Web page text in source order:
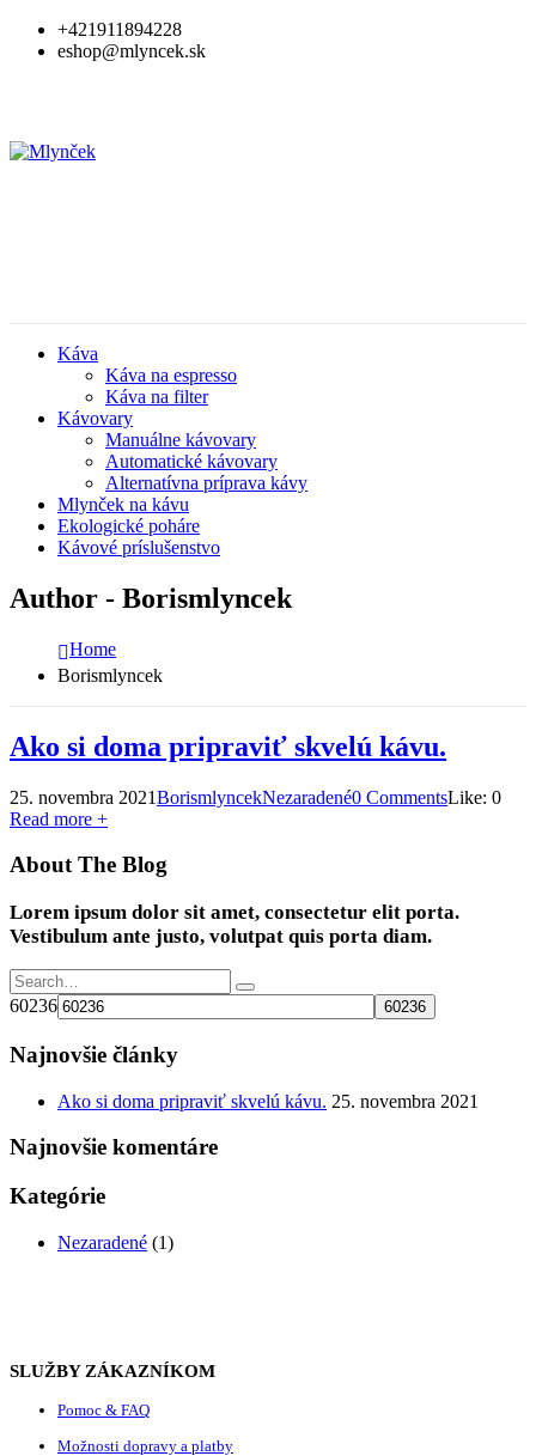
+421911894228
eshop@mlyncek.sk
Káva
Káva na espresso
Káva na filter
Kávovary
Manuálne kávovary
Automatické kávovary
Alternatívna príprava kávy
Mlynček na kávu
Ekologické poháre
Kávové príslušenstvo
Author - Borismlyncek
Home
Borismlyncek
Ako si doma pripraviť skvelú kávu.
25. novembra 2021BorismlyncekNezaradené0 CommentsLike: 0
Read more +
About The Blog
Lorem ipsum dolor sit amet, consectetur elit porta.
Vestibulum ante justo, volutpat quis porta diam.
60236
Najnovšie články
Ako si doma pripraviť skvelú kávu. 25. novembra 2021
Najnovšie komentáre
Kategórie
Nezaradené (1)
SLUŽBY ZÁKAZNÍKOM
Pomoc & FAQ
Možnosti dopravy a platby